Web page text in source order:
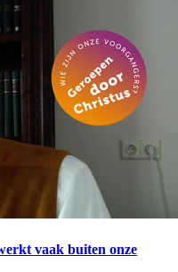
vaak buiten onze